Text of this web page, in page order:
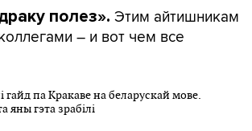
полез». Этим айтишникам
– и вот чем все